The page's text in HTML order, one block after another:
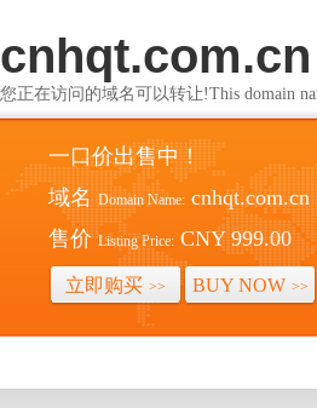
cnhqt.com.cn
您正在访问的域名可以转让!This domain
一口价出售中！
域名 Domain Name: cnhqt.com.cn
售价 Listing Price: CNY 999.00
立即购买 >> BUY NOW >>